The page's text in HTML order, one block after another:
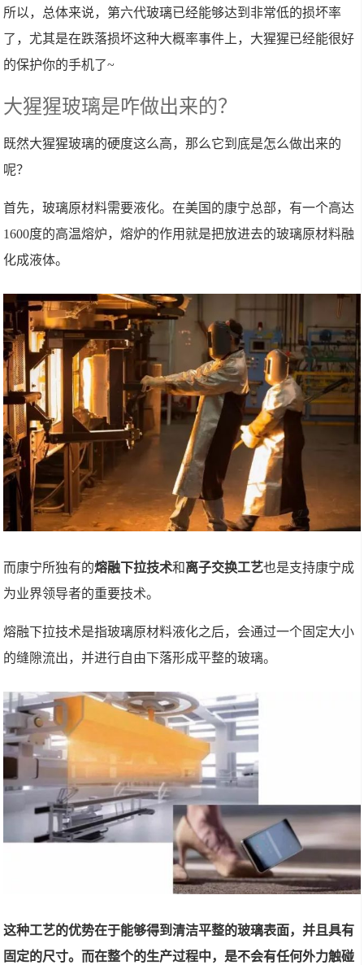
所以，总体来说，第六代玻璃已经能够达到非常低的损坏率
了，尤其是在跌落损坏这种大概率事件上，大猩猩已经能很好
的保护你的手机了~
大猩猩玻璃是咋做出来的？
既然大猩猩玻璃的硬度这么高，那么它到底是怎么做出来的
呢？
首先，玻璃原材料需要液化。在美国的康宁总部，有一个高达
1600度的高温熔炉，熔炉的作用就是把放进去的玻璃原材料融
化成液体。
而康宁所独有的熔融下拉技术和离子交换工艺也是支持康宁成
为业界领导者的重要技术。
熔融下拉技术是指玻璃原材料液化之后，会通过一个固定大小
的缝隙流出，并进行自由下落形成平整的玻璃。
这种工艺的优势在于能够得到清洁平整的玻璃表面，并且具有
固定的尺寸。而在整个的生产过程中，是不会有任何外力触碰